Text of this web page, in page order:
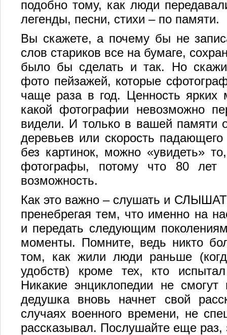
подобно тому, как люди
легенды, песни, стихи – по памяти.
Вы скажете, а почему бы не
слов стариков все на бумаге,
было бы сделать и так. Но
фото пейзажей, которые
чаще раза в год. Ценность
какой фотографии невозможно
видели. И только в вашей памяти
деревьев или скорость
без картинок, можно «увидеть»
фотографы, потому что 80
возможность.
Как это важно – слушать и
пренебрегая тем, что именно на
и передать следующим
моменты. Помните, ведь никто
том, как жили люди раньше
удобств) кроме тех, кто
Никакие энциклопедии не
дедушка вновь начнет свой
случаях военного времени, не
рассказывал. Послушайте еще раз,